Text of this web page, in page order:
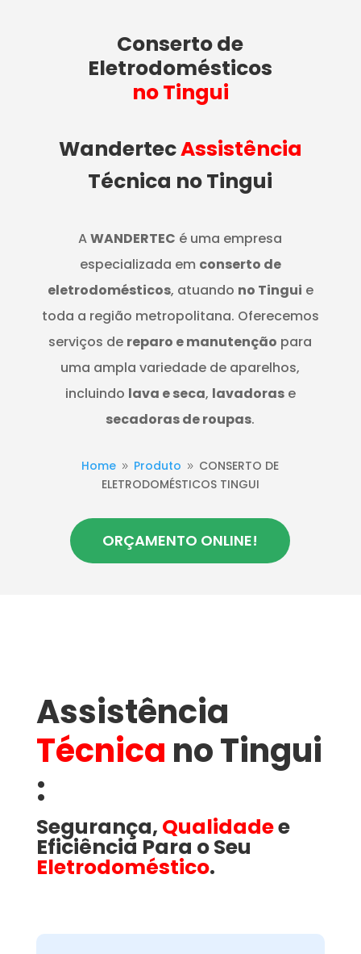
Conserto de
Eletrodomésticos
no Tingui
WandertecAssistência
Técnica no Tingui
AWANDERTEC é uma empresa
especializada em conserto de
eletrodomésticos, atuando no Tingui e
toda a região metropolitana. Oferecemos
serviços de reparo e manutenção para
uma ampla variedade de aparelhos,
incluindo lava e seca, lavadorase
secadoras de roupas.
Home 9 Produto 9 CONSERTO DE
ELETRODOMÉSTICOS TINGUI
ORÇAMENTO ONLINE!
Assistência
Técnica no Tingui​
:
Segurança, Qualidadee
Eficiência Para o Seu
Eletrodoméstico.